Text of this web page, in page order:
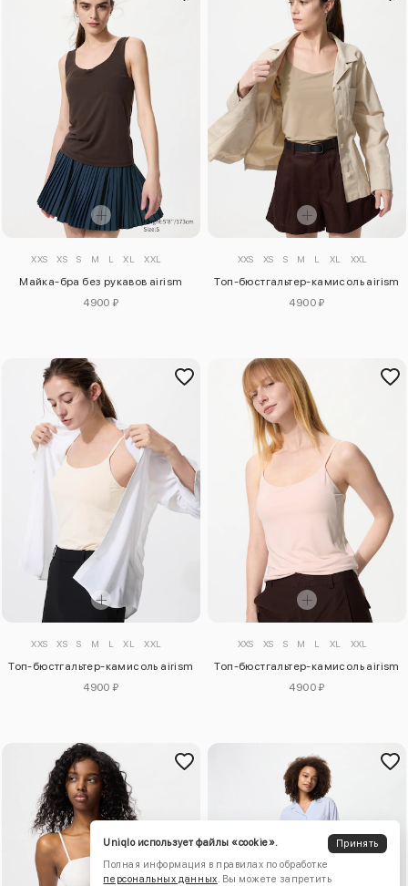
XXS XS S M L XL XXL
Майка-бра без рукавов airism
4900 ₽
XXS XS S M L XL XXL
Топ-бюстгальтер-камисоль airism
4900 ₽
XXS XS S M L XL XXL
Топ-бюстгальтер-камисоль airism
4900 ₽
XXS XS S M L XL XXL
Топ-бюстгальтер-камисоль airism
4900 ₽
Uniqlo использует файлы «cookie».
Принять
Полная информация в правилах по обработке
персональных данных . Вы можете запретить